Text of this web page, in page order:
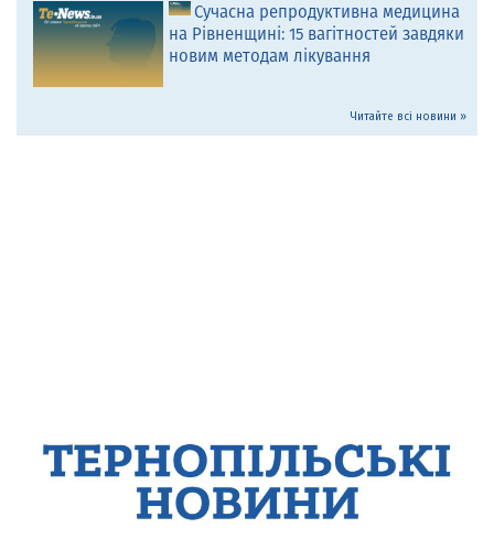
Сучасна репродуктивна медицина
на Рівненщині: 15 вагітностей завдяки
новим методам лікування
Читайте всі новини »